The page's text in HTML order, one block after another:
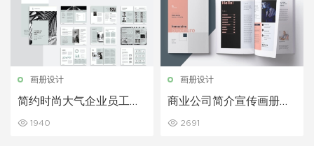
画册设计
简约时尚大气企业员工管
1940
画册设计
商业公司简介宣传画册设
2691